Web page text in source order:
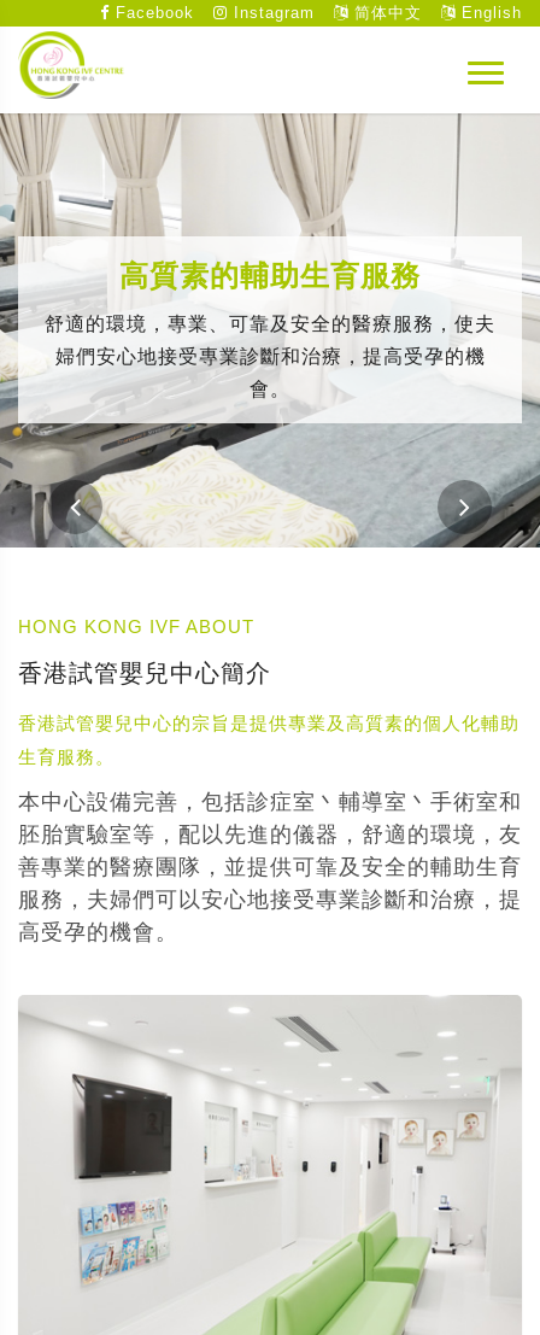
Facebook Instagram 简体中文 English
高質素的輔助生育服務
舒適的環境，專業、可靠及安全的醫療服務，使夫
婦們安心地接受專業診斷和治療，提高受孕的機
會。
HONG KONG IVF ABOUT
香港試管嬰兒中心簡介
香港試管嬰兒中心的宗旨是提供專業及高質素的個人化輔助
生育服務。
本中心設備完善，包括診症室丶輔導室丶手術室和
胚胎實驗室等，配以先進的儀器，舒適的環境，友
善專業的醫療團隊，並提供可靠及安全的輔助生育
服務，夫婦們可以安心地接受專業診斷和治療，提
高受孕的機會。